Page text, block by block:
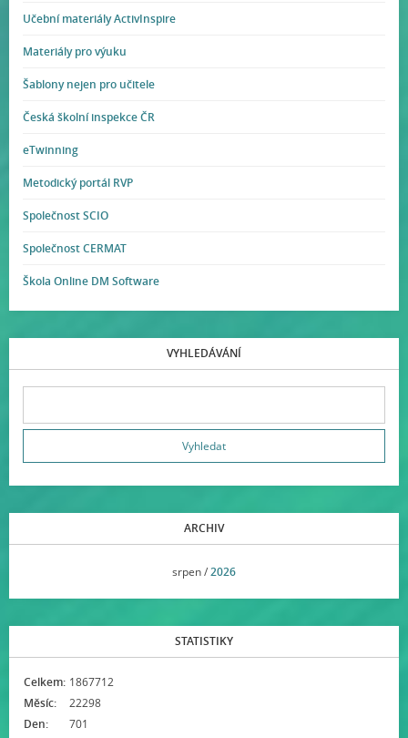
Učební materiály ActivInspire
Materiály pro výuku
Šablony nejen pro učitele
Česká školní inspekce ČR
eTwinning
Metodický portál RVP
Společnost SCIO
Společnost CERMAT
Škola Online DM Software
VYHLEDÁVÁNÍ
ARCHIV
srpen /2026
STATISTIKY
Celkem: 1867712
Měsíc:
22298
Den:
701